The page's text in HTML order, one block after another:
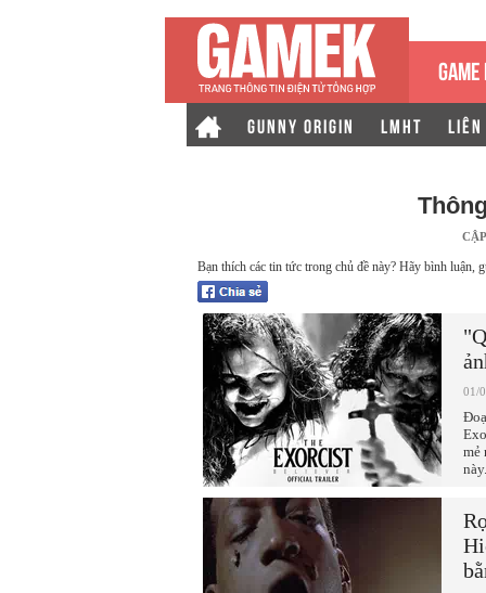
GUNNY ORIGIN LMHT LIÊN
Bạn thích các tin tức trong chủ đề này? Hãy bình luận,
01/
mẻ